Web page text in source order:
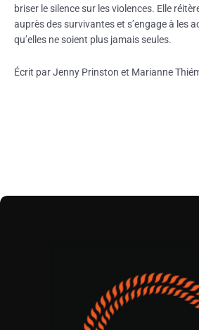
briser le silence sur les violences. Elle
auprès des survivantes et s’engage à les
qu’elles ne soient plus jamais seules.
Écrit par Jenny Prinston et Marianne